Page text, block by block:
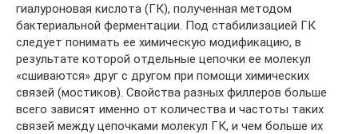
гиалуроновая кислота (ГК), полученная методом
бактериальной ферментации. Под стабилизацией ГК
следует понимать ее химическую модификацию, в
результате которой отдельные цепочки ее молекул
«сшиваются» друг с другом при помощи химических
связей (мостиков). Свойства разных филлеров больше
всего зависят именно от количества и частоты таких
связей между цепочками молекул ГК, и чем больше их